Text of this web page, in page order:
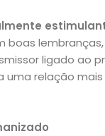
boas
ligado ao
uma relação